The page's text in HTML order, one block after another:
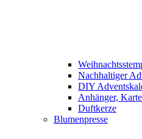
Nachhaltiger
DIY
Anhänger,
Duftkerze
Blumenpresse